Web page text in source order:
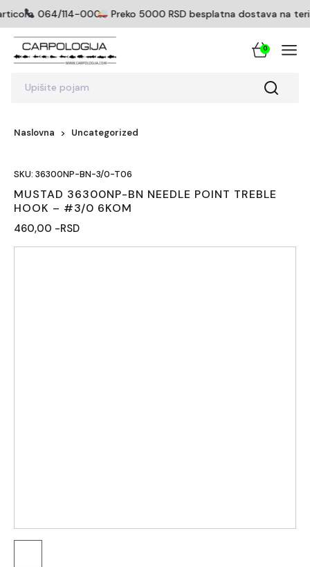
064/114-0005Preko 5000 RSD besplatna dostava na
Upišite pojam
0
Naslovna Uncategorized
SKU: 36300NP-BN-3/0-T06
MUSTAD 36300NP-BN NEEDLE POINT TREBLE
HOOK – #3/0 6KOM
460,00 -RSD